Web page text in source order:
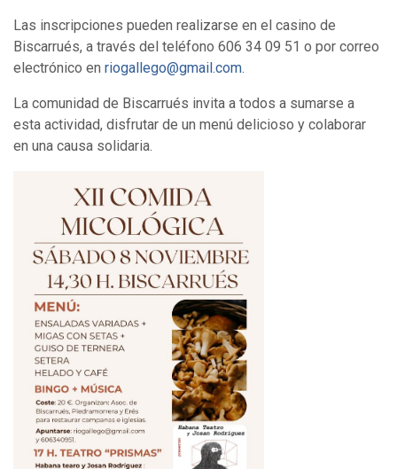
Las inscripciones pueden realizarse en el casino de
Biscarrués, a través del teléfono 606 34 09 51 o por correo
electrónico en riogallego@gmail.com.
La comunidad de Biscarrués invita a todos a sumarse a
esta actividad, disfrutar de un menú delicioso y colaborar
en una causa solidaria.